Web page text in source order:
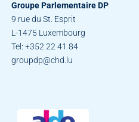
Groupe Parlementaire DP
9 rue du St. Esprit
L-1475 Luxembourg
Tel: +352 22 41 84
groupdp@chd.lu